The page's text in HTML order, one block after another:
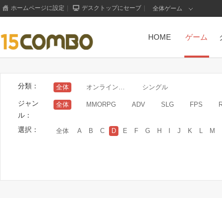
ホームページに設定 デスクトップにセーブ 全体ゲーム
HOME ゲーム
分類： 全体 シングル
ジャン
ル：
全体 MMORPG ADV SLG FPS
選択： 全体 A B C D E F G H I J K L M